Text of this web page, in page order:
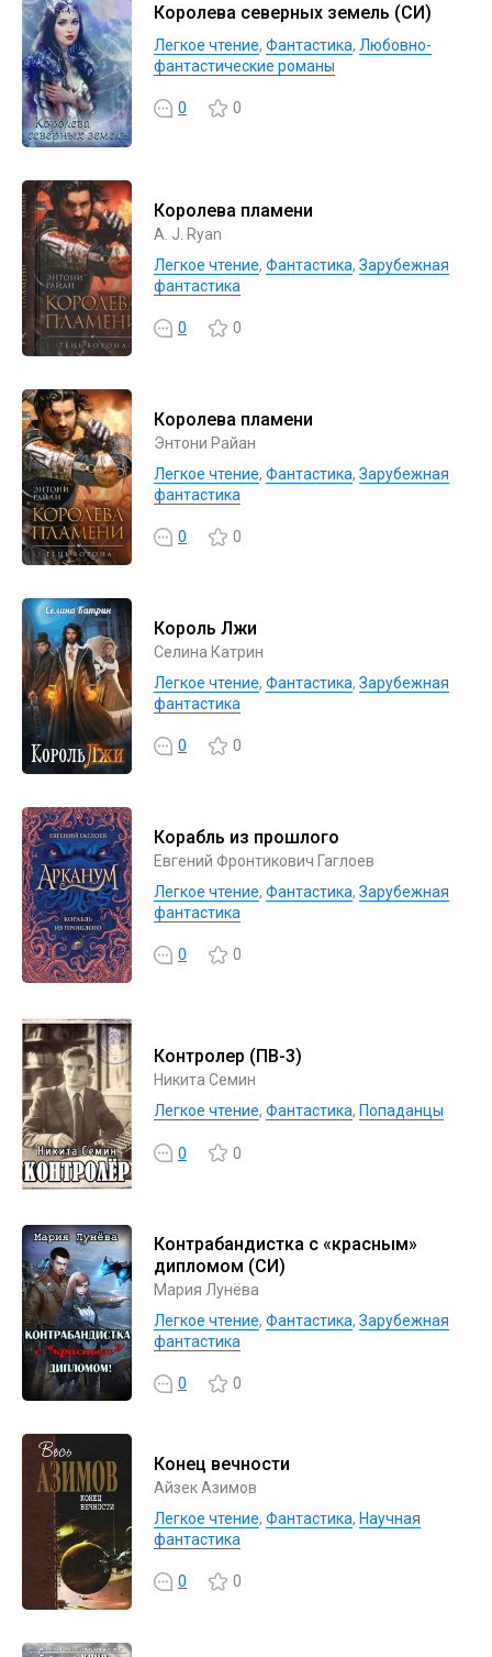
Королева северных земель (СИ)
Легкое чтение, Фантастика, Любовно-
фантастические романы
0 0
Королева пламени
A. J. Ryan
Легкое чтение, Фантастика, Зарубежная
фантастика
0 0
Королева пламени
Энтони Райан
Легкое чтение, Фантастика, Зарубежная
фантастика
0 0
Король Лжи
Селина Катрин
Легкое чтение, Фантастика, Зарубежная
фантастика
0 0
Корабль из прошлого
Евгений Фронтикович Гаглоев
Легкое чтение, Фантастика, Зарубежная
фантастика
0 0
Контролер (ПВ-3)
Никита Семин
Легкое чтение, Фантастика, Попаданцы
0 0
Контрабандистка с «красным»
дипломом (СИ)
Мария Лунёва
Легкое чтение, Фантастика, Зарубежная
фантастика
0 0
Конец вечности
Айзек Азимов
Легкое чтение, Фантастика, Научная
фантастика
0 0